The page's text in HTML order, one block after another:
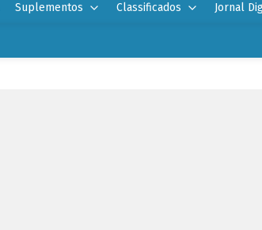
Suplementos Classificados Jornal